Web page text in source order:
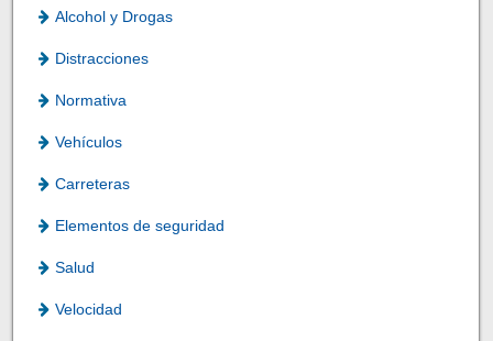
Alcohol y Drogas
Distracciones
Normativa
Vehículos
Carreteras
Elementos de seguridad
Salud
Velocidad